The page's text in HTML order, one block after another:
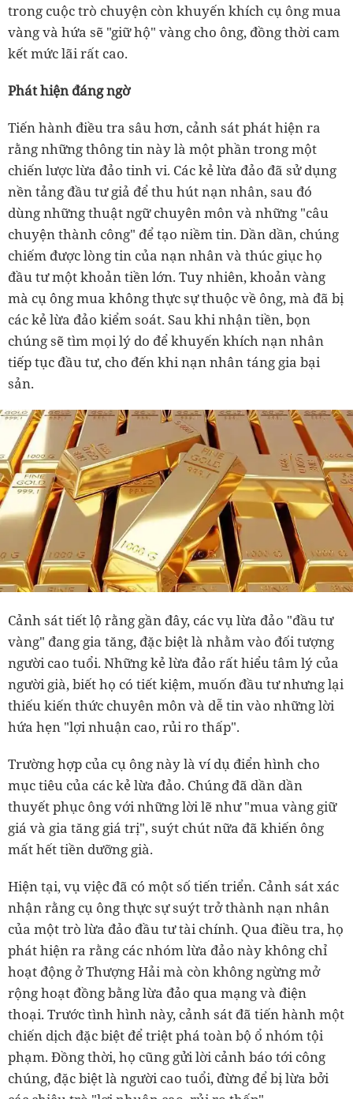
trong cuộc trò chuyện còn khuyến khích cụ ông mua
vàng và hứa sẽ "giữ hộ" vàng cho ông, đồng thời cam
kết mức lãi rất cao.
Phát hiện đáng ngờ
Tiến hành điều tra sâu hơn, cảnh sát phát hiện ra
rằng những thông tin này là một phần trong một
chiến lược lừa đảo tinh vi. Các kẻ lừa đảo đã sử dụng
nền tảng đầu tư giả để thu hút nạn nhân, sau đó
dùng những thuật ngữ chuyên môn và những "câu
chuyện thành công" để tạo niềm tin. Dần dần, chúng
chiếm được lòng tin của nạn nhân và thúc giục họ
đầu tư một khoản tiền lớn. Tuy nhiên, khoản vàng
mà cụ ông mua không thực sự thuộc về ông, mà đã bị
các kẻ lừa đảo kiểm soát. Sau khi nhận tiền, bọn
chúng sẽ tìm mọi lý do để khuyến khích nạn nhân
tiếp tục đầu tư, cho đến khi nạn nhân táng gia bại
sản.
Cảnh sát tiết lộ rằng gần đây, các vụ lừa đảo "đầu tư
vàng" đang gia tăng, đặc biệt là nhằm vào đối tượng
người cao tuổi. Những kẻ lừa đảo rất hiểu tâm lý của
người già, biết họ có tiết kiệm, muốn đầu tư nhưng lại
thiếu kiến thức chuyên môn và dễ tin vào những lời
hứa hẹn "lợi nhuận cao, rủi ro thấp".
Trường hợp của cụ ông này là ví dụ điển hình cho
mục tiêu của các kẻ lừa đảo. Chúng đã dần dần
thuyết phục ông với những lời lẽ như "mua vàng giữ
giá và gia tăng giá trị", suýt chút nữa đã khiến ông
mất hết tiền dưỡng già.
Hiện tại, vụ việc đã có một số tiến triển. Cảnh sát xác
nhận rằng cụ ông thực sự suýt trở thành nạn nhân
của một trò lừa đảo đầu tư tài chính. Qua điều tra, họ
phát hiện ra rằng các nhóm lừa đảo này không chỉ
hoạt động ở Thượng Hải mà còn không ngừng mở
rộng hoạt đồng bằng lừa đảo qua mạng và điện
thoại. Trước tình hình này, cảnh sát đã tiến hành một
chiến dịch đặc biệt để triệt phá toàn bộ ổ nhóm tội
phạm. Đồng thời, họ cũng gửi lời cảnh báo tới công
chúng, đặc biệt là người cao tuổi, đừng để bị lừa bởi